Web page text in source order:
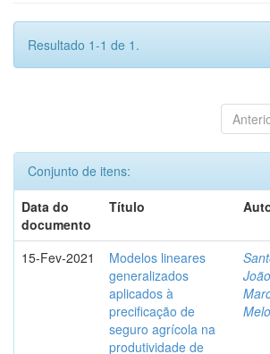
Resultado 1-1 de 1.
Conjunto de itens:
Data do
documento
Título
15-Fev-2021
Modelos lineares
generalizados
aplicados à
precificação de
seguro agrícola na
produtividade de
João
Melo